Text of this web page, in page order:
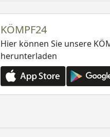
KÖMPF24
Hier können Sie unsere
herunterladen